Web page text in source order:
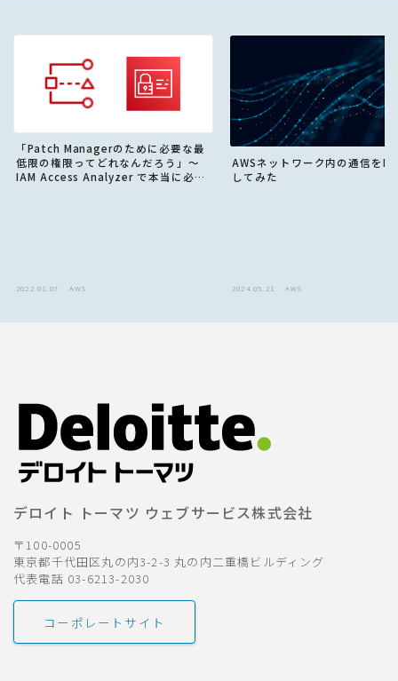
「Patch Managerのために必要な最
低限の権限ってどれなんだろう」〜
IAM Access Analyzer で本当に必要
2022.01.07 AWS
AWSネットワーク内の通信を暗
してみた
2024.05.21 AWS
デロイト トーマツ ウェブサービス株式会社
〒100-0005
東京都千代田区丸の内3-2-3 丸の内二重橋ビルディング
代表電話 03-6213-2030
コーポレートサイト